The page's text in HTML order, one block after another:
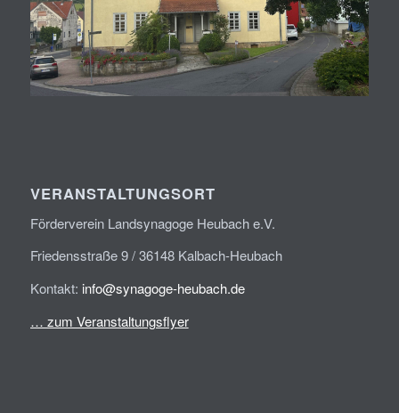
VERANSTALTUNGSORT
Förderverein Landsynagoge Heubach e.V.
Friedensstraße 9 / 36148 Kalbach-Heubach
Kontakt: info@synagoge-heubach.de
… zum Veranstaltungsflyer